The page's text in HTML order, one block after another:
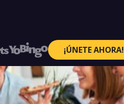
¡ÚNETE AHORA!